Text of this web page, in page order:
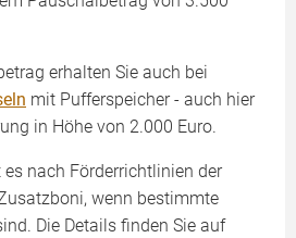
erhalten Sie auch bei
mit Pufferspeicher - auch hier
in Höhe von 2.000 Euro.
es nach Förderrichtlinien der
wenn bestimmte
Die Details finden Sie auf